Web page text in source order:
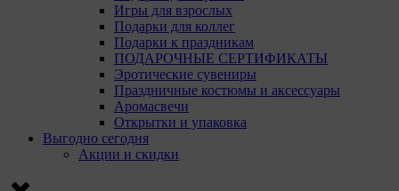
Игры для взрослых
Подарки для коллег
Подарки к праздникам
ПОДАРОЧНЫЕ СЕРТИФИКАТЫ
Эротические сувениры
Праздничные костюмы и аксессуары
Аромасвечи
Открытки и упаковка
Выгодно сегодня
Акции и скидки